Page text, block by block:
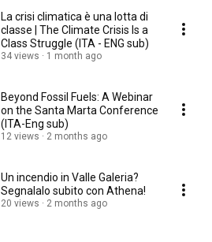
La crisi climatica è una lotta di
classe | The Climate Crisis Is a
Class Struggle (ITA - ENG sub)
34 views 1 month ago
Beyond Fossil Fuels: A Webinar
on the Santa Marta Conference
(ITA-Eng sub)
12 views 2 months ago
Un incendio in Valle Galeria?
Segnalalo subito con Athena!
20 views 2 months ago